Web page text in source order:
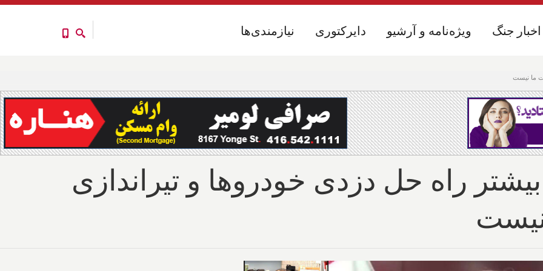
ما نیست
نیازمندی‌ها دایرکتوری ویژه‌نامه و آرشیو اخبار جنگ نیازمندی‌ها دایرکتوری ویژه‌نامه و آرشیو اخبار جنگ
بیشتر راه حل دزدی خودروها و تیراندازی